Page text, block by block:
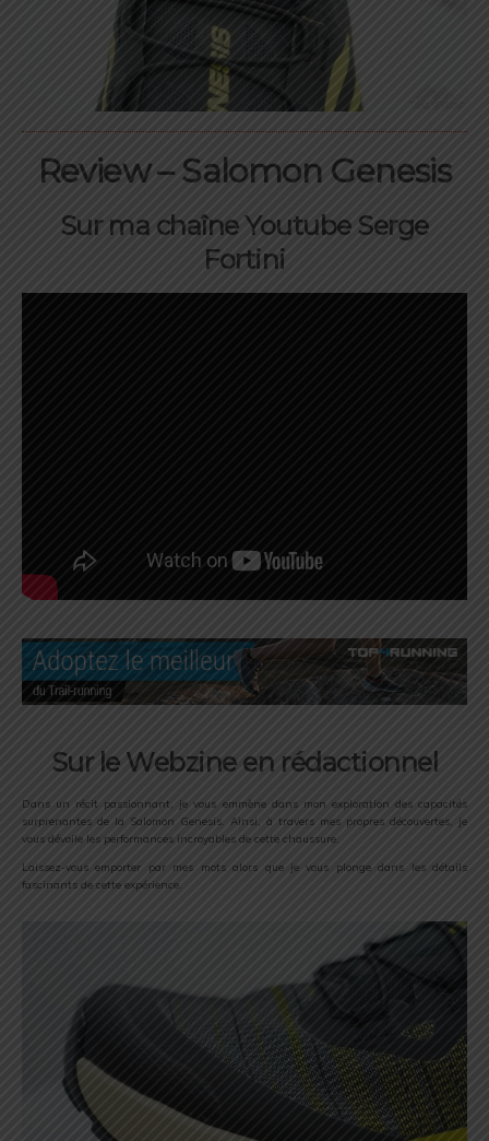
Review – Salomon Genesis
Sur ma chaîne Youtube Serge
Fortini
Sur le Webzine en rédactionnel
Dans un récit passionnant, je vous emmène dans mon exploration des capacités
surprenantes de la Salomon Genesis. Ainsi, à travers mes propres découvertes, je
vous dévoile les performances incroyables de cette chaussure.
Laissez-vous emporter par mes mots alors que je vous plonge dans les détails
fascinants de cette expérience.